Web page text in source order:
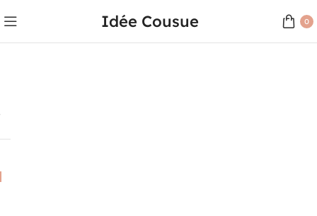
Idée Cousue 0